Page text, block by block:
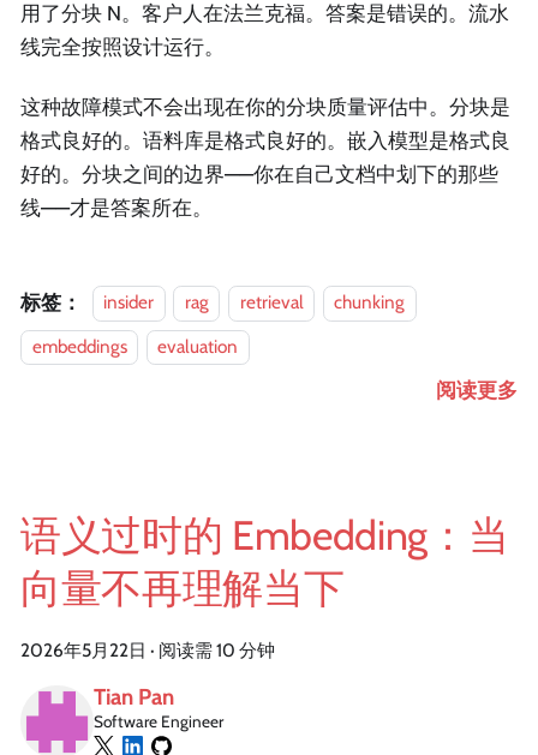
用了分块 N。客户人在法兰克福。答案是错误的。流水
线完全按照设计运行。
这种故障模式不会出现在你的分块质量评估中。分块是
格式良好的。语料库是格式良好的。嵌入模型是格式良
好的。分块之间的边界——你在自己文档中划下的那些
线——才是答案所在。
标签： insider rag retrieval
chunking
embeddings
evaluation
阅读更多
语义过时的 Embedding：当
向量不再理解当下
2026年5月22日 · 阅读需 10 分钟
Tian Pan
Software Engineer